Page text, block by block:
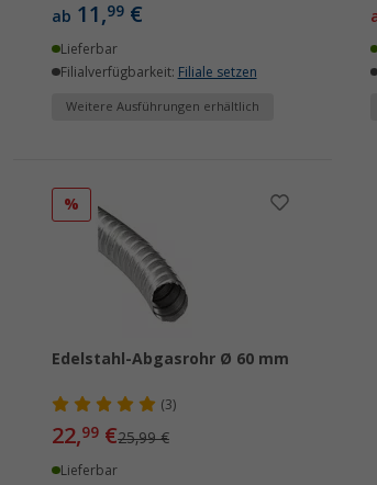
ab 11,99 €
Lieferbar
Filialverfügbarkeit: Filiale setzen
Weitere Ausführungen erhältlich
%
Edelstahl-Abgasrohr Ø 60 mm
(3)
22,99 €25,99 €
Lieferbar